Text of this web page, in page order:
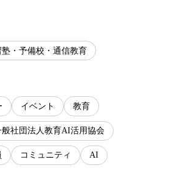
塾・予備校・通信教育
イベント 教育
般社団法人教育AI活用協会
コミュニティ AI